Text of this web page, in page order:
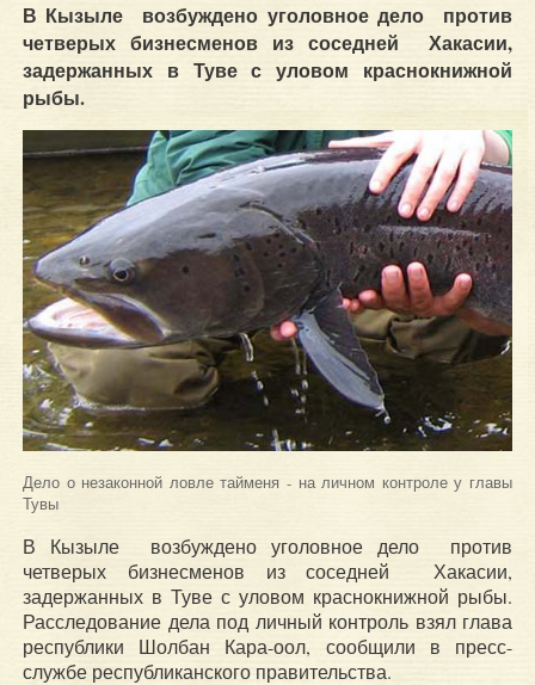
В Кызыле возбуждено уголовное дело против
четверых бизнесменов из соседней Хакасии,
задержанных в Туве с уловом краснокнижной
рыбы.
Дело о незаконной ловле тайменя - на личном контроле у главы
Тувы
В Кызыле возбуждено уголовное дело против
четверых бизнесменов из соседней Хакасии,
задержанных в Туве с уловом краснокнижной рыбы.
Расследование дела под личный контроль взял глава
республики Шолбан Кара-оол, сообщили в пресс-
службе республиканского правительства.